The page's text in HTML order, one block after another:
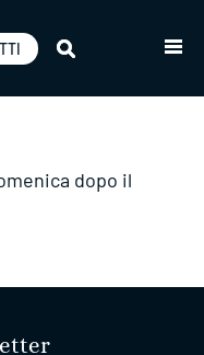
dopo il